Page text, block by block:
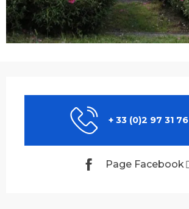
+ 33 (0)2 97 31 76
Page Facebook